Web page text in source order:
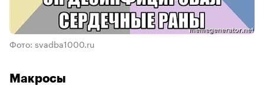
Фото: svadba1000.ru
Макросы